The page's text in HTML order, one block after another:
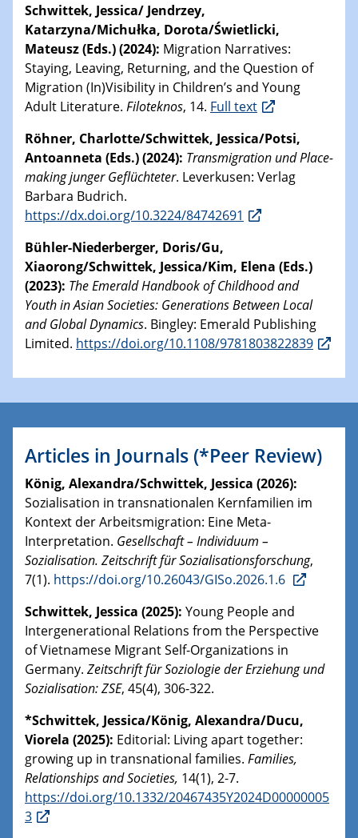
Schwittek, Jessica/ Jendrzey,
Katarzyna/Michułka, Dorota/Świetlicki,
Mateusz (Eds.)(2024): Migration Narratives:
Staying, Leaving, Returning, and the Question of
Migration (In)Visibility in Children’s and Young
Adult Literature. Filoteknos, 14. Full text
Röhner, Charlotte/Schwittek, Jessica/Potsi,
Antoanneta (Eds.)(2024): Transmigration und Place-
making junger Geflüchteter. Leverkusen: Verlag
Barbara Budrich.
https://dx.doi.org/10.3224/84742691
Bühler-Niederberger, Doris/Gu,
Xiaorong/Schwittek, Jessica/Kim, Elena (Eds.)
(2023): The Emerald Handbook of Childhood and
Youth in Asian Societies: Generations Between Local
and Global Dynamics. Bingley: Emerald Publishing
Limited. https://doi.org/10.1108/9781803822839
Articles in Journals (*Peer Review)
König, Alexandra/Schwittek, Jessica (2026):
Sozialisation in transnationalen Kernfamilien im
Kontext der Arbeitsmigration: Eine Meta-
Interpretation. Gesellschaft – Individuum –
Sozialisation. Zeitschrift für Sozialisationsforschung,
7(1). https://doi.org/10.26043/GISo.2026.1.6
Schwittek, Jessica (2025): Young People and
Intergenerational Relations from the Perspective
of Vietnamese Migrant Self-Organizations in
Germany. Zeitschrift für Soziologie der Erziehung und
Sozialisation: ZSE, 45(4), 306-322.
*Schwittek, Jessica/König, Alexandra/Ducu,
Viorela (2025): Editorial: Living apart together:
growing up in transnational families. Families,
Relationships and Societies, 14(1), 2-7.
https://doi.org/10.1332/20467435Y2024D00000005
3